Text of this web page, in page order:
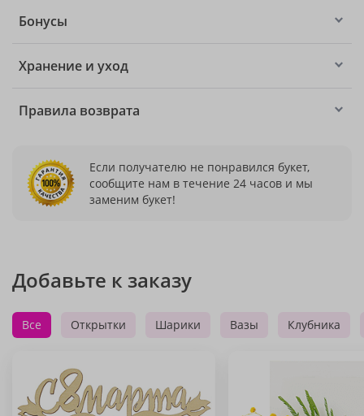
Бонусы
Хранение и уход
Правила возврата
Если получателю не понравился букет,
сообщите нам в течение 24 часов и мы
заменим букет!
Добавьте к заказу
Все Открытки Шарики Вазы Клубника